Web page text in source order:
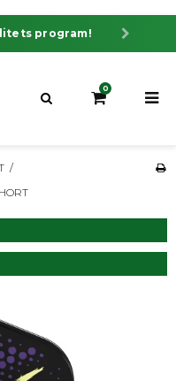
program!
0
/